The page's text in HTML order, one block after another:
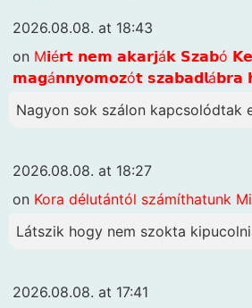
2026.08.08. at 18:43
on M𝗶é𝗿𝘁 𝗻𝗲𝗺 𝗮𝗸𝗮𝗿𝗷á𝗸 𝗦𝘇𝗮𝗯ó
𝗺𝗮𝗴á𝗻𝗻𝘆𝗼𝗺𝗼𝘇ó𝘁 𝘀𝘇𝗮𝗯𝗮𝗱𝗹á𝗯𝗿𝗮
Nagyon sok szálon kapcsolódtak
2026.08.08. at 18:27
on Kora délutántól számíthatunk
Látszik hogy nem szokta kipucolni
2026.08.08. at 17:41